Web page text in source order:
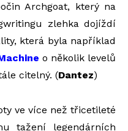
Archgoat, který na
zlehka dojíždí
která byla například
o několik levelů
citelný. (Dantez)
ve více než třicetileté
tažení legendárních